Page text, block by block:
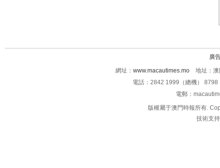
廣
網址： www.macautimes.mo 地址：澳
電話：2842 1999（總機）
電郵：
版權屬于澳門時報所有.
技術支